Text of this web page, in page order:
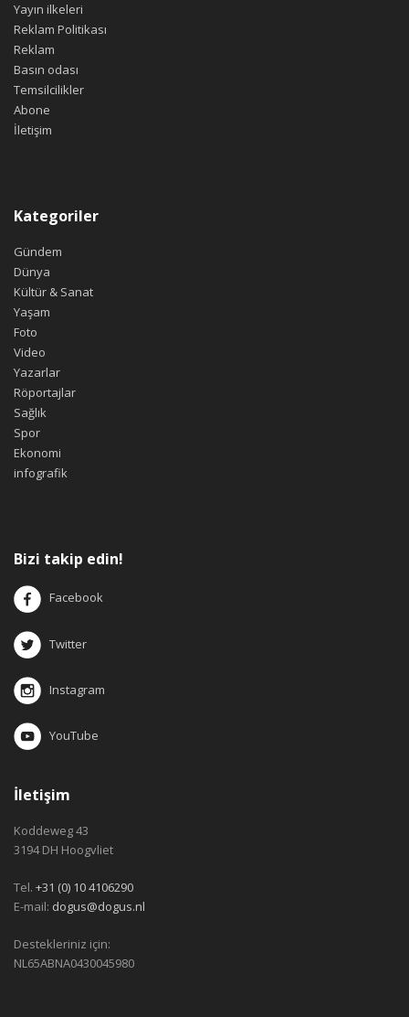
Yayın ilkeleri
Reklam Politikası
Reklam
Basın odası
Temsilcilikler
Abone
İletişim
Kategoriler
Gündem
Dünya
Kültür & Sanat
Yaşam
Foto
Video
Yazarlar
Röportajlar
Sağlık
Spor
Ekonomi
infografik
Bizi takip edin!
Facebook
Twitter
Instagram
YouTube
İletişim
Koddeweg 43
3194 DH Hoogvliet
Tel. +31 (0) 10 4106290
E-mail: dogus@dogus.nl
Destekleriniz için:
NL65ABNA0430045980